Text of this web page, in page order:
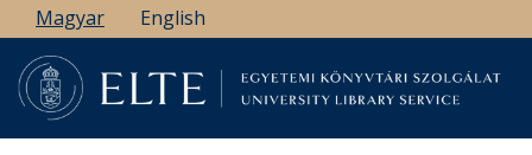
Ugrás
a
tartalomra
Magyar English